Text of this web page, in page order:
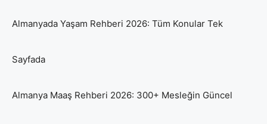
Almanyada Yaşam Rehberi 2026: Tüm Konular Tek
Sayfada
Almanya Maaş Rehberi 2026: 300+ Mesleğin Güncel